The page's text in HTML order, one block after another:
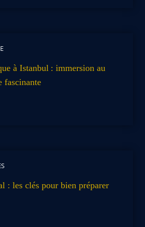
à Istanbul : immersion au
fascinante
: les clés pour bien préparer